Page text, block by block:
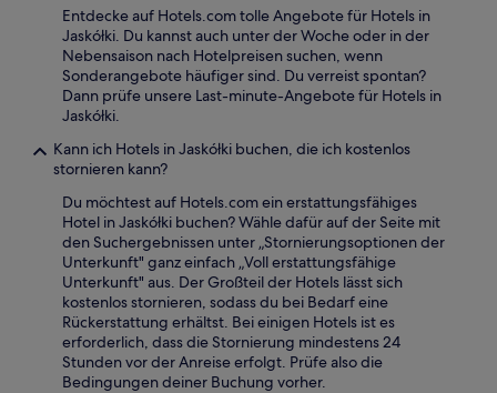
Entdecke auf Hotels.com tolle Angebote für Hotels in
Jaskółki. Du kannst auch unter der Woche oder in der
Nebensaison nach Hotelpreisen suchen, wenn
Sonderangebote häufiger sind. Du verreist spontan?
Dann prüfe unsere Last-minute-Angebote für Hotels in
Jaskółki.
Kann ich Hotels in Jaskółki buchen, die ich kostenlos
stornieren kann?
Du möchtest auf Hotels.com ein erstattungsfähiges
Hotel in Jaskółki buchen? Wähle dafür auf der Seite mit
den Suchergebnissen unter „Stornierungsoptionen der
Unterkunft" ganz einfach „Voll erstattungsfähige
Unterkunft" aus. Der Großteil der Hotels lässt sich
kostenlos stornieren, sodass du bei Bedarf eine
Rückerstattung erhältst. Bei einigen Hotels ist es
erforderlich, dass die Stornierung mindestens 24
Stunden vor der Anreise erfolgt. Prüfe also die
Bedingungen deiner Buchung vorher.